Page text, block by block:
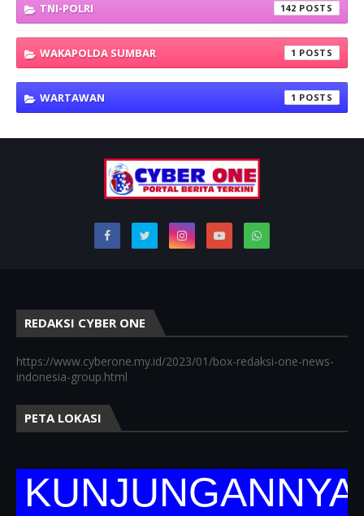
TNI-POLRI 142
WAKAPOLDA SUMBAR 1
WARTAWAN 1
REDAKSI CYBER ONE
https://www.cyberone.my.id/2023/01/box-redaksi-one-news-
indonesia-group.html
PETA LOKASI
DI